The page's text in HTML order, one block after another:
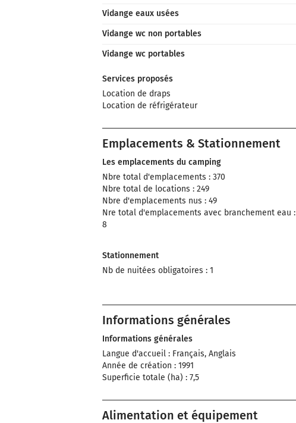
Vidange eaux usées
Vidange wc non portables
Vidange wc portables
Services proposés
Location de draps
Location de réfrigérateur
Emplacements & Stationnement
Les emplacements du camping
Nbre total d'emplacements : 370
Nbre total de locations : 249
Nbre d'emplacements nus : 49
Nre total d'emplacements avec branchement eau :
8
Stationnement
Nb de nuitées obligatoires : 1
Informations générales
Informations générales
Langue d'accueil : Français, Anglais
Année de création : 1991
Superficie totale (ha) : 7,5
Alimentation et équipement